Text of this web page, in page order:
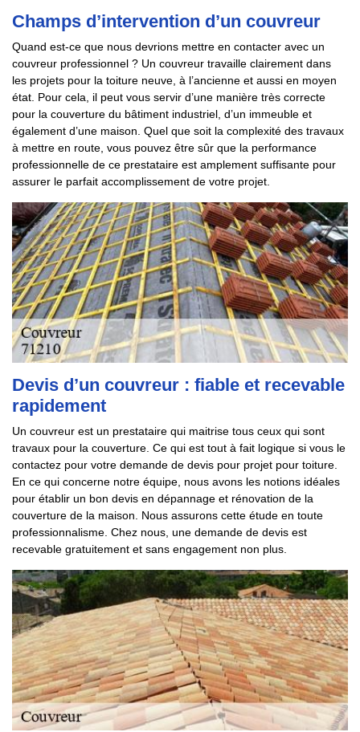
Champs d’intervention d’un couvreur
Quand est-ce que nous devrions mettre en contacter avec un
couvreur professionnel ? Un couvreur travaille clairement dans
les projets pour la toiture neuve, à l’ancienne et aussi en moyen
état. Pour cela, il peut vous servir d’une manière très correcte
pour la couverture du bâtiment industriel, d’un immeuble et
également d’une maison. Quel que soit la complexité des travaux
à mettre en route, vous pouvez être sûr que la performance
professionnelle de ce prestataire est amplement suffisante pour
assurer le parfait accomplissement de votre projet.
Devis d’un couvreur : fiable et recevable
rapidement
Un couvreur est un prestataire qui maitrise tous ceux qui sont
travaux pour la couverture. Ce qui est tout à fait logique si vous le
contactez pour votre demande de devis pour projet pour toiture.
En ce qui concerne notre équipe, nous avons les notions idéales
pour établir un bon devis en dépannage et rénovation de la
couverture de la maison. Nous assurons cette étude en toute
professionnalisme. Chez nous, une demande de devis est
recevable gratuitement et sans engagement non plus.